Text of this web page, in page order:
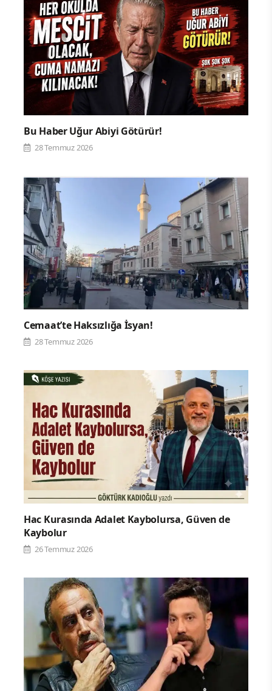
Bu Haber Uğur Abiyi Götürür!
28 Temmuz 2026
Cemaat’te Haksızlığa İsyan!
28 Temmuz 2026
Hac Kurasında Adalet Kaybolursa, Güven de
Kaybolur
26 Temmuz 2026